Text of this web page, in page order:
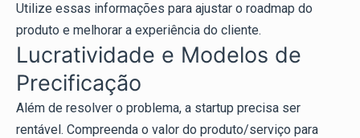
Utilize essas informações para ajustar o roadmap do
produto e melhorar a experiência do cliente.
Lucratividade e Modelos de
Precificação
Além de resolver o problema, a startup precisa ser
rentável. Compreenda o valor do produto/serviço para